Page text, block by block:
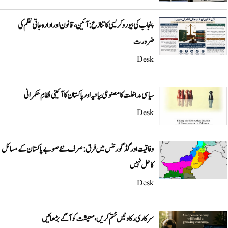
پنجاب کی بیوروکریسی کا تنازع: آئین، قانون اور ادارہ جاتی نظم کی
ضرورت
Desk
سیاسی مداخلت کا مصنوعی بیانیہ اور پاکستان کا آئینی نظامِ حکمرانی
Desk
وفاقیت اور گڈ گورننس میں فرق: صرف نئے صوبے پاکستان کے مسائل
کا حل نہیں
Desk
سرکاری رکاوٹیں ختم کریں، معیشت کو آگے بڑھائیں